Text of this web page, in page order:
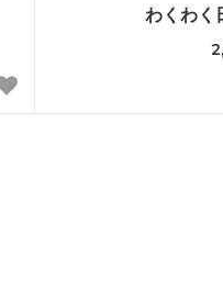
わくわく